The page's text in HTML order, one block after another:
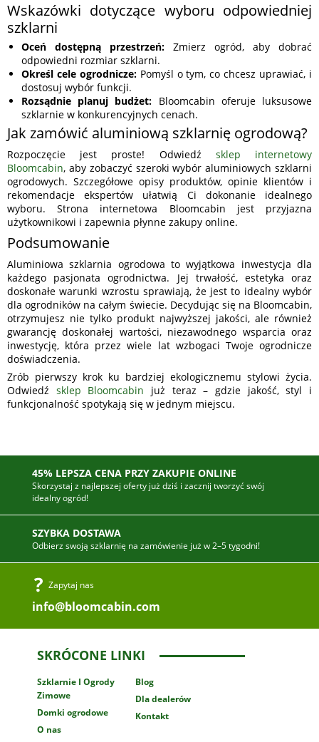
Wskazówki dotyczące wyboru odpowiedniej
szklarni
Oceń dostępną przestrzeń: Zmierz ogród, aby dobrać
odpowiedni rozmiar szklarni.
Określ cele ogrodnicze:Pomyśl o tym, co chcesz uprawiać, i
dostosuj wybór funkcji.
Rozsądnie planuj budżet: Bloomcabin oferuje luksusowe
szklarnie w konkurencyjnych cenach.
Jak zamówić aluminiową szklarnię ogrodową?
Rozpoczęcie jest proste! Odwiedź sklep internetowy
Bloomcabin, aby zobaczyć szeroki wybór aluminiowych szklarni
ogrodowych. Szczegółowe opisy produktów, opinie klientów i
rekomendacje ekspertów ułatwią Ci dokonanie idealnego
wyboru. Strona internetowa Bloomcabin jest przyjazna
użytkownikowi i zapewnia płynne zakupy online.
Podsumowanie
Aluminiowa szklarnia ogrodowa to wyjątkowa inwestycja dla
każdego pasjonata ogrodnictwa. Jej trwałość, estetyka oraz
doskonałe warunki wzrostu sprawiają, że jest to idealny wybór
dla ogrodników na całym świecie. Decydując się na Bloomcabin,
otrzymujesz nie tylko produkt najwyższej jakości, ale również
gwarancję doskonałej wartości, niezawodnego wsparcia oraz
inwestycję, która przez wiele lat wzbogaci Twoje ogrodnicze
doświadczenia.
Zrób pierwszy krok ku bardziej ekologicznemu stylowi życia.
Odwiedź sklep Bloomcabin już teraz – gdzie jakość, styl i
funkcjonalność spotykają się w jednym miejscu.
45% LEPSZA CENA PRZY ZAKUPIE ONLINE
Skorzystaj z najlepszej oferty już dziś i zacznij tworzyć swój
idealny ogród!
SZYBKA DOSTAWA
Odbierz swoją szklarnię na zamówienie już w 2–5 tygodni!
Zapytaj nas
info@bloomcabin.com
SKRÓCONE LINKI
Szklarnie I Ogrody
Zimowe
Domki ogrodowe
O nas
Blog
Dla dealerów
Kontakt